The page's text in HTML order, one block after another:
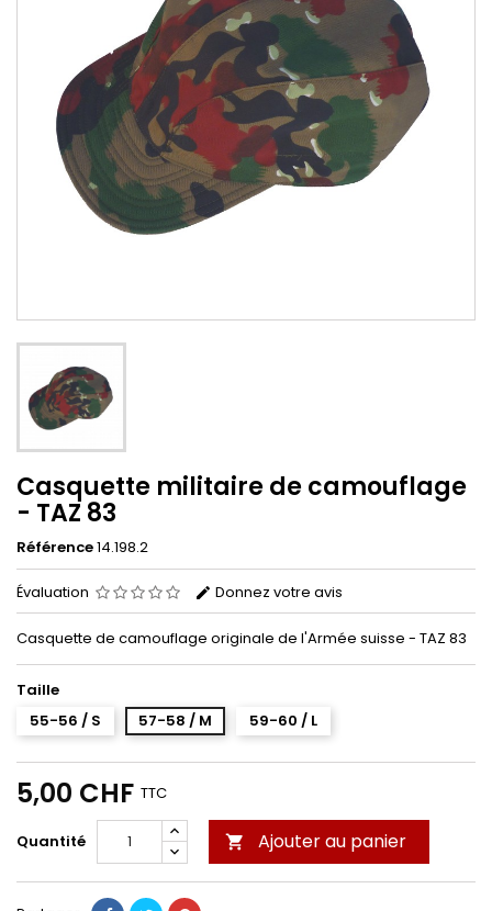
Casquette militaire de camouflage
- TAZ 83
Référence14.198.2
Évaluation Donnez votre avis
Casquette de camouflage originale de l'Armée suisse - TAZ 83
Taille
55-56 / S
57-58 / M 59-60 / L
5,00 CHF TTC
Quantité  Ajouter au panier